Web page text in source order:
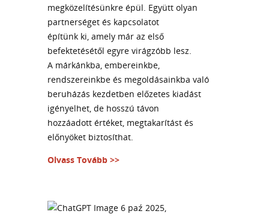
megközelítésünkre épül. Együtt olyan
partnerséget és kapcsolatot
építünk ki, amely már az első
befektetésétől egyre virágzóbb lesz.
A márkánkba, embereinkbe,
rendszereinkbe és megoldásainkba való
beruházás kezdetben előzetes kiadást
igényelhet, de hosszú távon
hozzáadott értéket, megtakarítást és
előnyöket biztosíthat.
Olvass Tovább >>